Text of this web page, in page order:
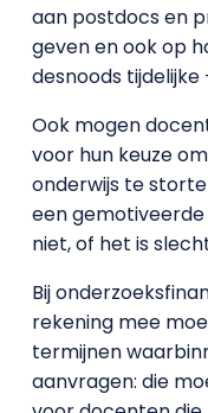
aan postdocs en
geven en ook op
desnoods
Ook mogen
voor hun keuze
onderwijs te
een
niet, of het is
Bij
rekening mee
termijnen
aanvragen: die